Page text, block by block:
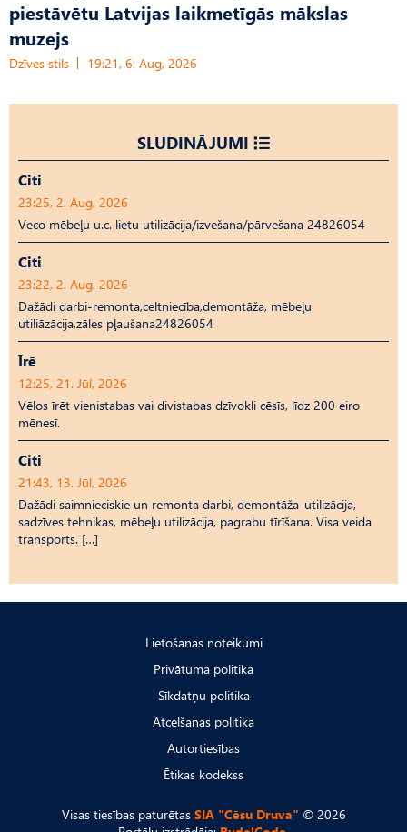
piestāvētu Latvijas laikmetīgās mākslas
muzejs
Dzīves stils 19:21, 6. Aug, 2026
SLUDINĀJUMI
Citi
23:25, 2. Aug, 2026
Veco mēbeļu u.c. lietu utilizācija/izvešana/pārvešana 24826054
Citi
23:22, 2. Aug, 2026
Dažādi darbi-remonta,celtniecība,demontāža, mēbeļu
utiliāzācija,zāles pļaušana24826054
Īrē
12:25, 21. Jūl, 2026
Vēlos īrēt vienistabas vai divistabas dzīvokli cēsīs, līdz 200 eiro
mēnesī.
Citi
21:43, 13. Jūl, 2026
Dažādi saimnieciskie un remonta darbi, demontāža-utilizācija,
sadzīves tehnikas, mēbeļu utilizācija, pagrabu tīrīšana. Visa veida
transports. […]
Lietošanas noteikumi
Privātuma politika
Sīkdatņu politika
Atcelšanas politika
Autortiesības
Ētikas kodekss
Visas tiesības paturētas SIA "Cēsu Druva" © 2026